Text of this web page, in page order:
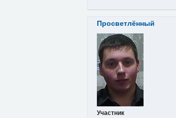
Просветлённый
Участник